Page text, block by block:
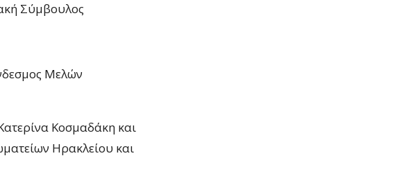
Σύμβουλος
Μελών
Κοσμαδάκη και
Ηρακλείου και